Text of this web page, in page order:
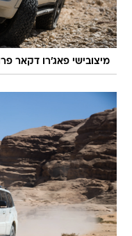
מיצובישי פאג'רו דקאר פרו